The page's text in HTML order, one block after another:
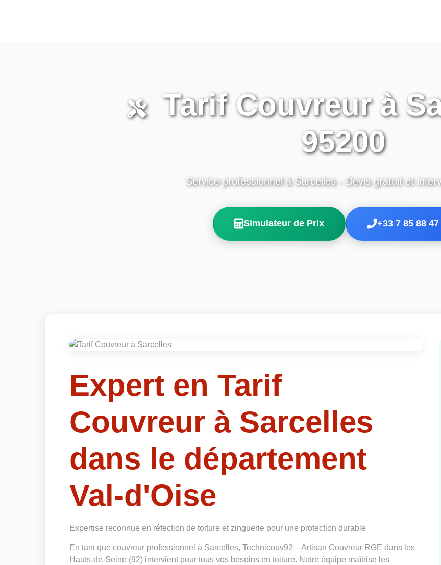
Tarif Couvreur à
95200
Service professionnel à Sarcelles - Devis gratuit et
Simulateur de Prix +33 7 85 88 47
Expert en Tarif
Couvreur à Sarcelles
dans le département
Val-d'Oise
Expertise reconnue en réfection de toiture et zinguerie pour une protection durable
En tant que couvreur professionnel à Sarcelles, Technicouv92 – Artisan Couvreur RGE dans les
Hauts-de-Seine (92) intervient pour tous vos besoins en toiture. Notre équipe maîtrise les